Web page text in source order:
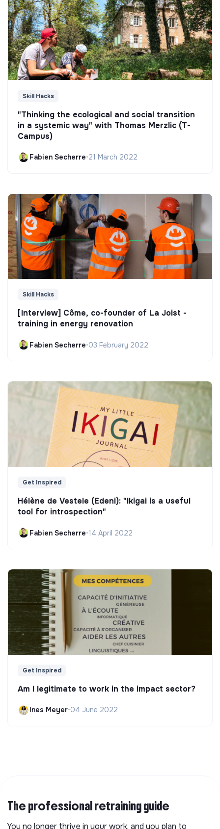
Skill Hacks
"Thinking the ecological and social transition
in a systemic way" with Thomas Merzlic (T-
Campus)
Fabien Secherre•21 March 2022
Skill Hacks
[Interview] Côme, co-founder of La Joist -
training in energy renovation
Fabien Secherre•03 February 2022
Get Inspired
Hélène de Vestele (Edeni): "Ikigai is a useful
tool for introspection"
Fabien Secherre•14 April 2022
Get Inspired
Am I legitimate to work in the impact sector?
Ines Meyer•04 June 2022
The professional retraining guide
You no longer thrive in your work, and you plan to